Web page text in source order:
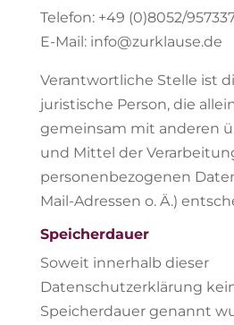
Telefon: +49 (0)8052/
E-Mail: info@zurklause.de
Verantwortliche Stelle ist
juristische Person, die
gemeinsam mit anderen
und Mittel der
personenbezogenen
Mail-Adressen o. Ä.)
Speicherdauer
Soweit innerhalb dieser
Datenschutzerklärung
Speicherdauer genannt